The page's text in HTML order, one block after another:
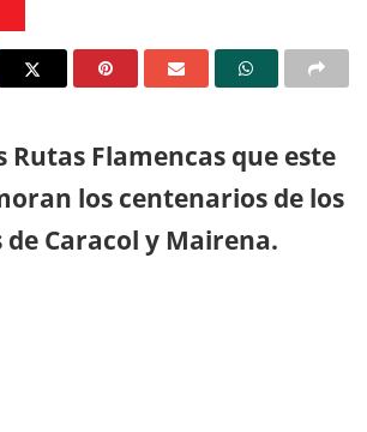
Flamencas que este
los centenarios de los
Caracol y Mairena.